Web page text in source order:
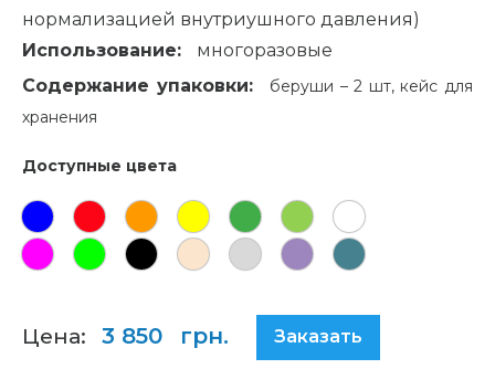
нормализацией внутриушного давления)
Использование:
многоразовые
Содержание упаковки:
беруши – 2 шт, кейс для
хранения
Доступные цвета
Цена: 3 850 грн. Заказать